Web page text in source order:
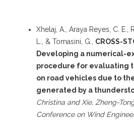
Xhelaj, A., Araya Reyes, C. E.,
L., & Tomasini, G., CROSS-
Developing a numerical-
procedure for evaluating
on road vehicles due to
generated by a
Christina and Xie, Zheng-
Conference on Wind